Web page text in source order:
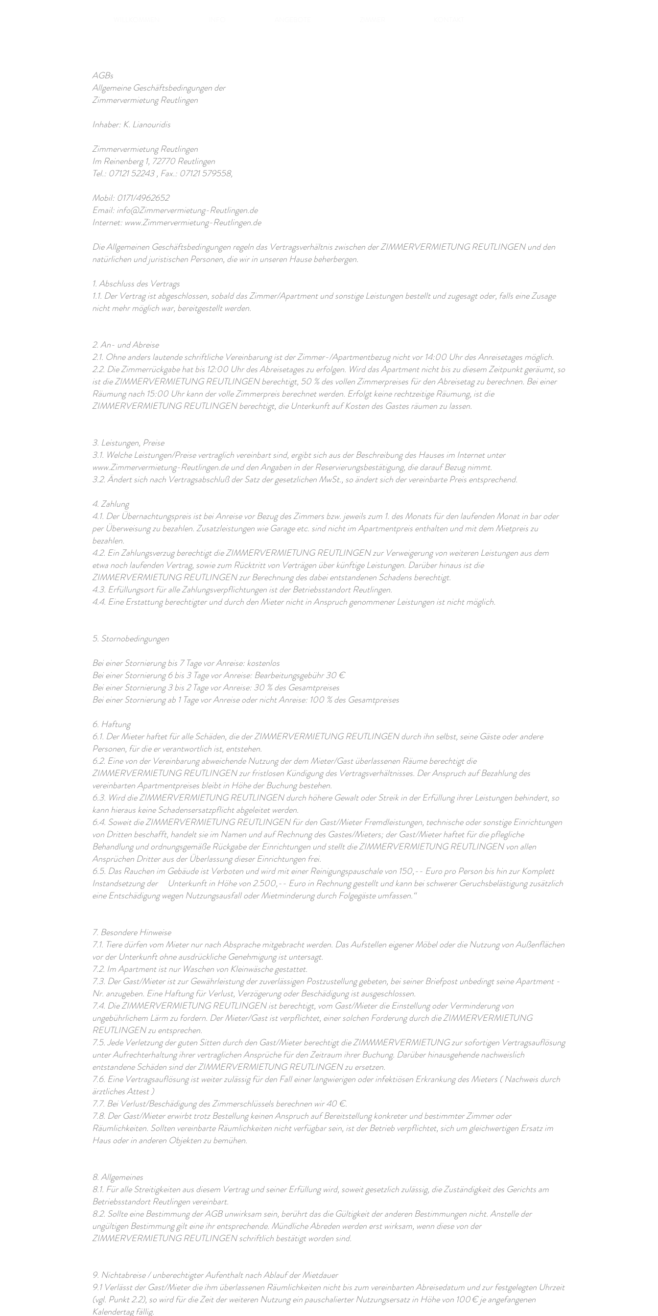
AGBs
Allgemeine Geschäftsbedingungen der
Zimmervermietung Reutlingen
Inhaber: K. Lianouridis
Zimmervermietung Reutlingen
Im Reinenberg 1, 72770 Reutlingen
Tel.: 07121 52243 , Fax.: 07121 579558,
Mobil: 0171/4962652
Email: info@Zimmervermietung-Reutlingen.de
Internet: www.Zimmervermietung-Reutlingen.de
Die Allgemeinen Geschäftsbedingungen regeln das Vertragsverhältnis zwischen der ZIMMERVERMIETUNG REUTLINGEN und den
natürlichen und juristischen Personen, die wir in unseren Hause beherbergen.
1. Abschluss des Vertrags
1.1. Der Vertrag ist abgeschlossen, sobald das Zimmer/Apartment und sonstige Leistungen bestellt und zugesagt oder, falls eine Zusage
nicht mehr möglich war, bereitgestellt werden.
2. An- und Abreise
2.1. Ohne anders lautende schriftliche Vereinbarung ist der Zimmer-/Apartmentbezug nicht vor 14:00 Uhr des Anreisetages möglich.
2.2. Die Zimmerrückgabe hat bis 12:00 Uhr des Abreisetages zu erfolgen. Wird das Apartment nicht bis zu diesem Zeitpunkt geräumt, so
ist die ZIMMERVERMIETUNG REUTLINGEN berechtigt, 50 % des vollen Zimmerpreises für den Abreisetag zu berechnen. Bei einer
Räumung nach 15:00 Uhr kann der volle Zimmerpreis berechnet werden. Erfolgt keine rechtzeitige Räumung, ist die
ZIMMERVERMIETUNG REUTLINGEN berechtigt, die Unterkunft auf Kosten des Gastes räumen zu lassen.
3. Leistungen, Preise
3.1. Welche Leistungen/Preise vertraglich vereinbart sind, ergibt sich aus der Beschreibung des Hauses im Internet unter
www.Zimmervermietung-Reutlingen.deund den Angaben in der Reservierungsbestätigung, die darauf Bezug nimmt.
3.2. Ändert sich nach Vertragsabschluß der Satz der gesetzlichen MwSt., so ändert sich der vereinbarte Preis entsprechend.
4. Zahlung
4.1. Der Übernachtungspreis ist bei Anreise vor Bezug des Zimmers bzw. jeweils zum 1. des Monats für den laufenden Monat in bar oder
per Überweisung zu bezahlen. Zusatzleistungen wie Garage etc. sind nicht im Apartmentpreis enthalten und mit dem Mietpreis zu
bezahlen.
4.2. Ein Zahlungsverzug berechtigt die ZIMMERVERMIETUNG REUTLINGEN zur Verweigerung von weiteren Leistungen aus dem
etwa noch laufenden Vertrag, sowie zum Rücktritt von Verträgen über künftige Leistungen. Darüber hinaus ist die
ZIMMERVERMIETUNG REUTLINGEN zur Berechnung des dabei entstandenen Schadens berechtigt.
4.3. Erfüllungsort für alle Zahlungsverpflichtungen ist der Betriebsstandort Reutlingen.
4.4. Eine Erstattung berechtigter und durch den Mieter nicht in Anspruch genommener Leistungen ist nicht möglich.
5. Stornobedingungen
Bei einer Stornierung bis 7 Tage vor Anreise: kostenlos
Bei einer Stornierung 6 bis 3 Tage vor Anreise: Bearbeitungsgebühr 30 €
Bei einer Stornierung 3 bis 2 Tage vor Anreise: 30 % des Gesamtpreises
Bei einer Stornierung ab 1 Tage vor Anreise oder nicht Anreise: 100 % des Gesamtpreises
6. Haftung
6.1. Der Mieter haftet für alle Schäden, die der ZIMMERVERMIETUNG REUTLINGEN durch ihn selbst, seine Gäste oder andere
Personen, für die er verantwortlich ist, entstehen.
6.2. Eine von der Vereinbarung abweichende Nutzung der dem Mieter/Gast überlassenen Räume berechtigt die
ZIMMERVERMIETUNG REUTLINGEN zur fristlosen Kündigung des Vertragsverhältnisses. Der Anspruch auf Bezahlung des
vereinbarten Apartmentpreises bleibt in Höhe der Buchung bestehen.
6.3. Wird die ZIMMERVERMIETUNG REUTLINGEN durch höhere Gewalt oder Streik in der Erfüllung ihrer Leistungen behindert, so
kann hieraus keine Schadensersatzpflicht abgeleitet werden.
6.4. Soweit die ZIMMERVERMIETUNG REUTLINGEN für den Gast/Mieter Fremdleistungen, technische oder sonstige Einrichtungen
von Dritten beschafft, handelt sie im Namen und auf Rechnung des Gastes/Mieters; der Gast/Mieter haftet für die pflegliche
Behandlung und ordnungsgemäße Rückgabe der Einrichtungen und stellt die ZIMMERVERMIETUNG REUTLINGEN von allen
Ansprüchen Dritter aus der Überlassung dieser Einrichtungen frei.
6.5. Das Rauchen im Gebäude ist Verboten und wird mit einer Reinigungspauschale von 150,-- Euro pro Person bis hin zur Komplett
Instandsetzung der Unterkunft in Höhe von 2.500,-- Euro in Rechnung gestellt und kann bei schwerer Geruchsbelästigung zusätzlich
eine Entschädigung wegen Nutzungsausfall oder Mietminderung durch Folgegäste umfassen.“
7. Besondere Hinweise
7.1. Tiere dürfen vom Mieter nur nach Absprache mitgebracht werden. Das Aufstellen eigener Möbel oder die Nutzung von Außenflächen
vor der Unterkunft ohne ausdrückliche Genehmigung ist untersagt.
7.2. Im Apartment ist nur Waschen von Kleinwäsche gestattet.
7.3. Der Gast/Mieter ist zur Gewährleistung der zuverlässigen Postzustellung gebeten, bei seiner Briefpost unbedingt seine Apartment -
Nr. anzugeben. Eine Haftung für Verlust, Verzögerung oder Beschädigung ist ausgeschlossen.
7.4. Die ZIMMERVERMIETUNG REUTLINGEN ist berechtigt, vom Gast/Mieter die Einstellung oder Verminderung von
ungebührlichem Lärm zu fordern. Der Mieter/Gast ist verpflichtet, einer solchen Forderung durch die ZIMMERVERMIETUNG
REUTLINGEN zu entsprechen.
7.5. Jede Verletzung der guten Sitten durch den Gast/Mieter berechtigt die ZIMMMERVERMIETUNG zur sofortigen Vertragsauflösung
unter Aufrechterhaltung ihrer vertraglichen Ansprüche für den Zeitraum ihrer Buchung. Darüber hinausgehende nachweislich
entstandene Schäden sind der ZIMMERVERMIETUNG REUTLINGEN zu ersetzen.
7.6. Eine Vertragsauflösung ist weiter zulässig für den Fall einer langwierigen oder infektiösen Erkrankung des Mieters ( Nachweis durch
ärztliches Attest )
7.7. Bei Verlust/Beschädigung des Zimmerschlüssels berechnen wir 40 €.
7.8. Der Gast/Mieter erwirbt trotz Bestellung keinen Anspruch auf Bereitstellung konkreter und bestimmter Zimmer oder
Räumlichkeiten. Sollten vereinbarte Räumlichkeiten nicht verfügbar sein, ist der Betrieb verpflichtet, sich um gleichwertigen Ersatz im
Haus oder in anderen Objekten zu bemühen.
8. Allgemeines
8.1. Für alle Streitigkeiten aus diesem Vertrag und seiner Erfüllung wird, soweit gesetzlich zulässig, die Zuständigkeit des Gerichts am
Betriebsstandort Reutlingen vereinbart.
8.2. Sollte eine Bestimmung der AGB unwirksam sein, berührt das die Gültigkeit der anderen Bestimmungen nicht. Anstelle der
ungültigen Bestimmung gilt eine ihr entsprechende. Mündliche Abreden werden erst wirksam, wenn diese von der
ZIMMERVERMIETUNG REUTLINGEN schriftlich bestätigt worden sind.
9. Nichtabreise / unberechtigter Aufenthalt nach Ablauf der Mietdauer
9.1 Verlässt der Gast/Mieter die ihm überlassenen Räumlichkeiten nicht bis zum vereinbarten Abreisedatum und zur festgelegten Uhrzeit
(vgl. Punkt 2.2), so wird für die Zeit der weiteren Nutzung ein pauschalierter Nutzungsersatz in Höhe von 100 € je angefangenen
Kalendertag fällig.